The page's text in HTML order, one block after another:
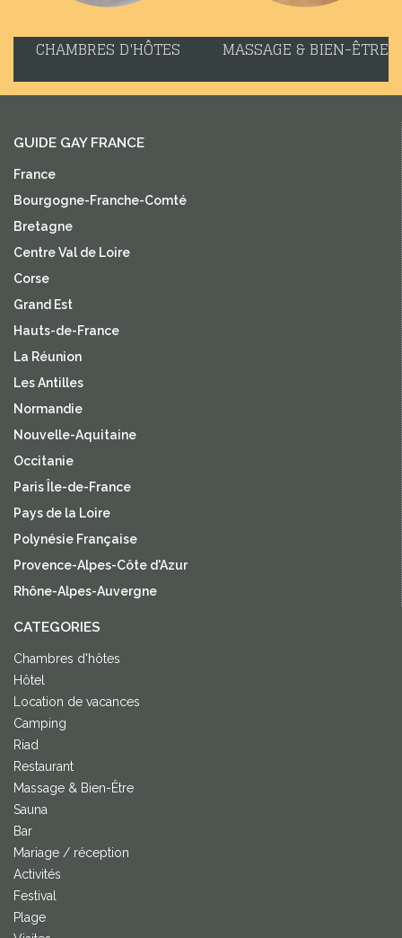
CHAMBRES D'HÔTES MASSAGE & BIEN-ÊTRE
GUIDE GAY FRANCE
France
Bourgogne-Franche-Comté
Bretagne
Centre Val de Loire
Corse
Grand Est
Hauts-de-France
La Réunion
Les Antilles
Normandie
Nouvelle-Aquitaine
Occitanie
Paris Île-de-France
Pays de la Loire
Polynésie Française
Provence-Alpes-Côte d'Azur
Rhône-Alpes-Auvergne
CATEGORIES
Chambres d'hôtes
Hôtel
Location de vacances
Camping
Riad
Restaurant
Massage & Bien-Être
Sauna
Bar
Mariage / réception
Activités
Festival
Plage